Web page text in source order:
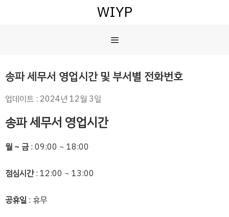
뛰
WIYP
뉴
송파 세무서 영업시간 및 부서별 전화번호
업데이트 : 2024년 12월 3일
송파 세무서 영업시간
월 ~ 금: 09:00 ~ 18:00
점심시간: 12:00 ~ 13:00
공휴일 : 휴무